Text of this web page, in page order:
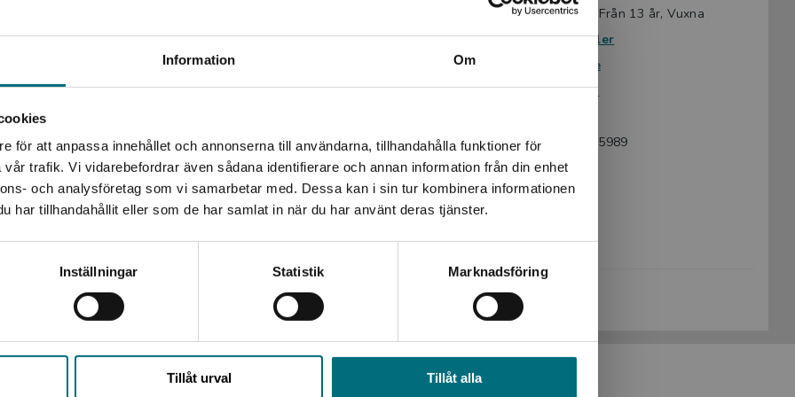
Information Om
för att anpassa innehållet och annonserna till användarna, tillhandahålla funktioner för
trafik. Vi vidarebefordrar även sådana identifierare och annan information från din enhet
och analysföretag som vi samarbetar med. Dessa kan i sin tur kombinera informationen
har tillhandahållit eller som de har samlat in när du har använt deras tjänster.
Inställningar Statistik Marknadsföring
Tillåt urval Tillåt alla
Begränsad fraktregion
Det verkar som att du besöker nyponochviljaforlag.se via
en enhet utanför Sverige. Vi erbjuder inte leveranser
utanför Sverige. För att kunna slutföra ett köp måste
leveransadressen vara i Sverige.
ges på hur arbetet kan läggas upp.
vill jobba med lättläst skönlitteratur i undervisningen
med läsförståelse och språkutveckling med
till dig som jobbar med lättläst i skolan eller på
bibliotek, Sfi eller bedriver studiecirklar.
som lärare i svenska som andraspråk på
Från 15 år, Från 13 år, Vuxna
Författare:
Maria Agdler
Serie:
Vilja guide
Ämnesområde:
Pedagogik
ISBN:
9789177235989
Utgivningsår:
2018
Artikelnummer:
42616-01
Upplaga:
Sidantal:
40
Köp- och leveransvillkor
Upphovspersoner